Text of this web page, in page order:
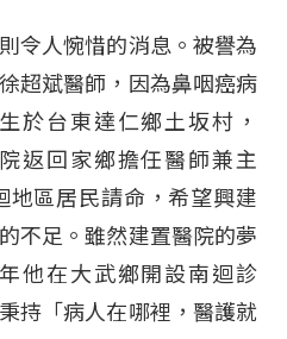
令人惋惜的消息。被譽為
超斌醫師，因為鼻咽癌病
於台東達仁鄉土坂村，
返回家鄉擔任醫師兼主
地區居民請命，希望興建
不足。雖然建置醫院的夢
他在大武鄉開設南迴診
持「病人在哪裡，醫護就